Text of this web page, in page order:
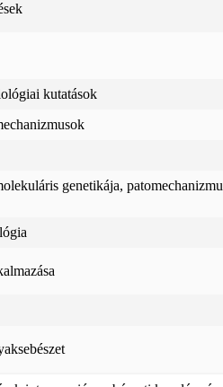
kutatások
genetikája,